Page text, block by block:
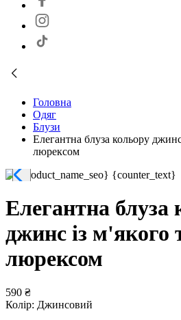
Головна
Одяг
Блузи
Елегантна блуза кольору
люрексом
Елегантна блуза
джинс із м'якого
люрексом
590 ₴
Колір: Джинсовий